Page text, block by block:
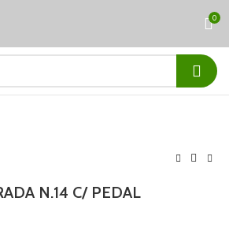
0
N.14 C/ PEDAL